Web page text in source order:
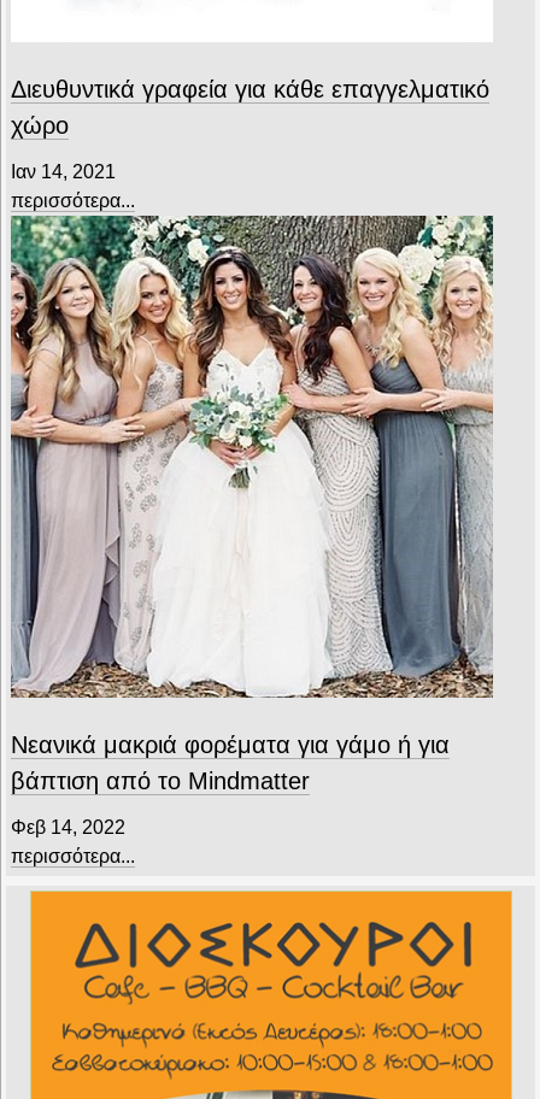
Διευθυντικά γραφεία για κάθε επαγγελματικό
χώρο
Ιαν 14, 2021
περισσότερα...
Νεανικά μακριά φορέματα για γάμο ή για
βάπτιση από το Mindmatter
Φεβ 14, 2022
περισσότερα...